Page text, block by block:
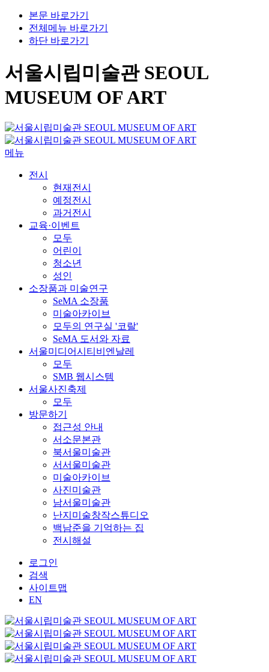
본문 바로가기
전체메뉴 바로가기
하단 바로가기
서울시립미술관 SEOUL
MUSEUM OF ART
메뉴
전시
현재전시
예정전시
과거전시
교육·이벤트
모두
어린이
청소년
성인
소장품과 미술연구
SeMA 소장품
미술아카이브
모두의 연구실 '코랄'
SeMA 도서와 자료
서울미디어시티비엔날레
모두
SMB 웹시스템
서울사진축제
모두
방문하기
접근성 안내
서소문본관
북서울미술관
서서울미술관
미술아카이브
사진미술관
남서울미술관
난지미술창작스튜디오
백남준을 기억하는 집
전시해설
로그인
검색
사이트맵
EN